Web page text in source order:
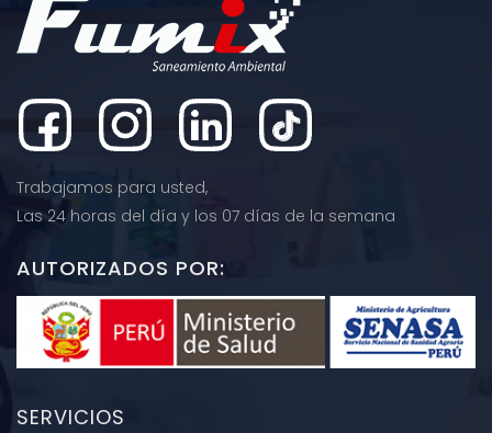
Trabajamos para usted,
Las 24 horas del día y los 07 días de la semana
AUTORIZADOS POR:
SERVICIOS